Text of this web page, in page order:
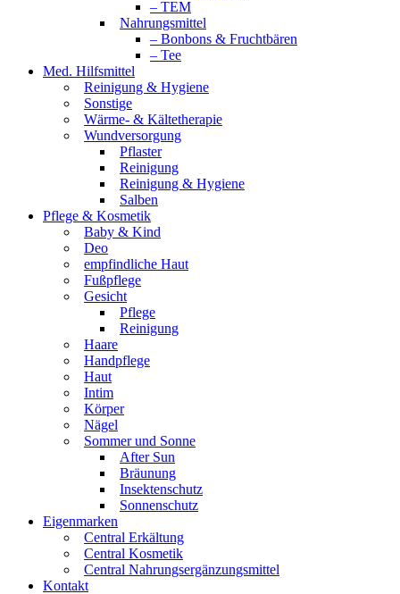
– TEM
Nahrungsmittel
– Bonbons & Fruchtbären
– Tee
Med. Hilfsmittel
Reinigung & Hygiene
Sonstige
Wärme- & Kältetherapie
Wundversorgung
Pflaster
Reinigung
Reinigung & Hygiene
Salben
Pflege & Kosmetik
Baby & Kind
Deo
empfindliche Haut
Fußpflege
Gesicht
Pflege
Reinigung
Haare
Handpflege
Haut
Intim
Körper
Nägel
Sommer und Sonne
After Sun
Bräunung
Insektenschutz
Sonnenschutz
Eigenmarken
Central Erkältung
Central Kosmetik
Central Nahrungsergänzungsmittel
Kontakt